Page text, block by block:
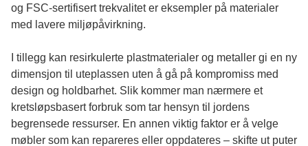
og FSC-sertifisert trekvalitet er eksempler på materialer
med lavere miljøpåvirkning.
I tillegg kan resirkulerte plastmaterialer og metaller gi en ny
dimensjon til uteplassen uten å gå på kompromiss med
design og holdbarhet. Slik kommer man nærmere et
kretsløpsbasert forbruk som tar hensyn til jordens
begrensede ressurser. En annen viktig faktor er å velge
møbler som kan repareres eller oppdateres – skifte ut puter